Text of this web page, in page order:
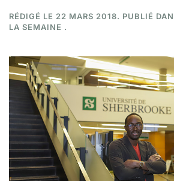
RÉDIGÉ LE 22 MARS 2018. PUBLIÉ
LA SEMAINE .